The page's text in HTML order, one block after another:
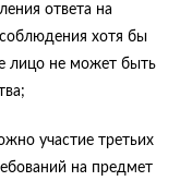
ответа на
хотя бы
лицо не может быть
участие третьих
на предмет